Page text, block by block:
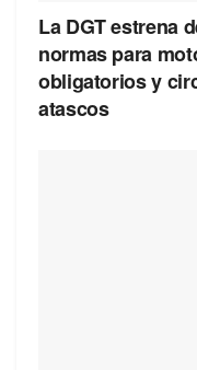
La DGT estrena
normas para
obligatorios y
atascos